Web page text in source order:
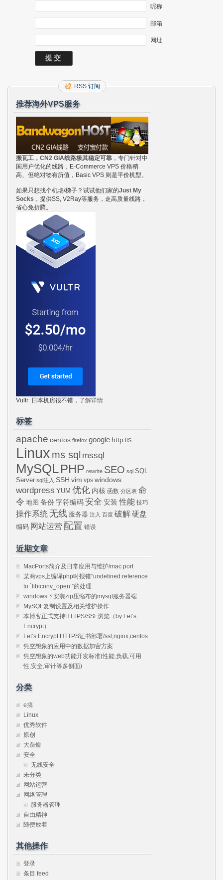
昵称
邮箱
网址
RSS 订阅
推荐海外VPS服务
搬瓦工，CN2 GIA线路极其稳定可靠 ，专门针对中
国用户优化的线路，E-Commerce VPS 价格稍
高、但绝对物有所值，Basic VPS 则是平价机型。
如果只想找个机场/梯子？试试他们家的Just My
Socks ，提供SS, V2Ray等服务，走高质量线路，
省心免折腾。
Vultr: 日本机房很不错， 了解详情
标签
apache centos firefox google http IIS
Linux ms sql mssql
MySQLPHP rewrite SEO sql SQL
Server sql注入 SSH vim vps windows
wordpress YUM 优化 内核 函数 分区表 命
令 地图 备份 字符编码 安全 安装 性能 技巧
操作系统 无线 服务器 注入 百度 破解硬盘
编码 网站运营 配置 错误
近期文章
MacPorts简介及日常应用与维护/mac port
某商vps上编译php时报错“undefined reference
to `libiconv_open’”的处理
windows下安装zip压缩布的mysql服务器端
MySQL复制设置及相关维护操作
本博客正式支持HTTPS/SSL浏览（by Let’s
Encrypt）
Let’s Encrypt HTTPS证书部署/ssl,nginx,centos
凭空想象的应用中的数据加密方案
凭空想象的web功能开发标准(性能,负载,可用
性,安全,审计等多侧面)
分类
e搞
Linux
优秀软件
原创
大杂烩
安全
无线安全
未分类
网站运营
网络管理
服务器管理
自由精神
随便放着
其他操作
登录
条目 feed